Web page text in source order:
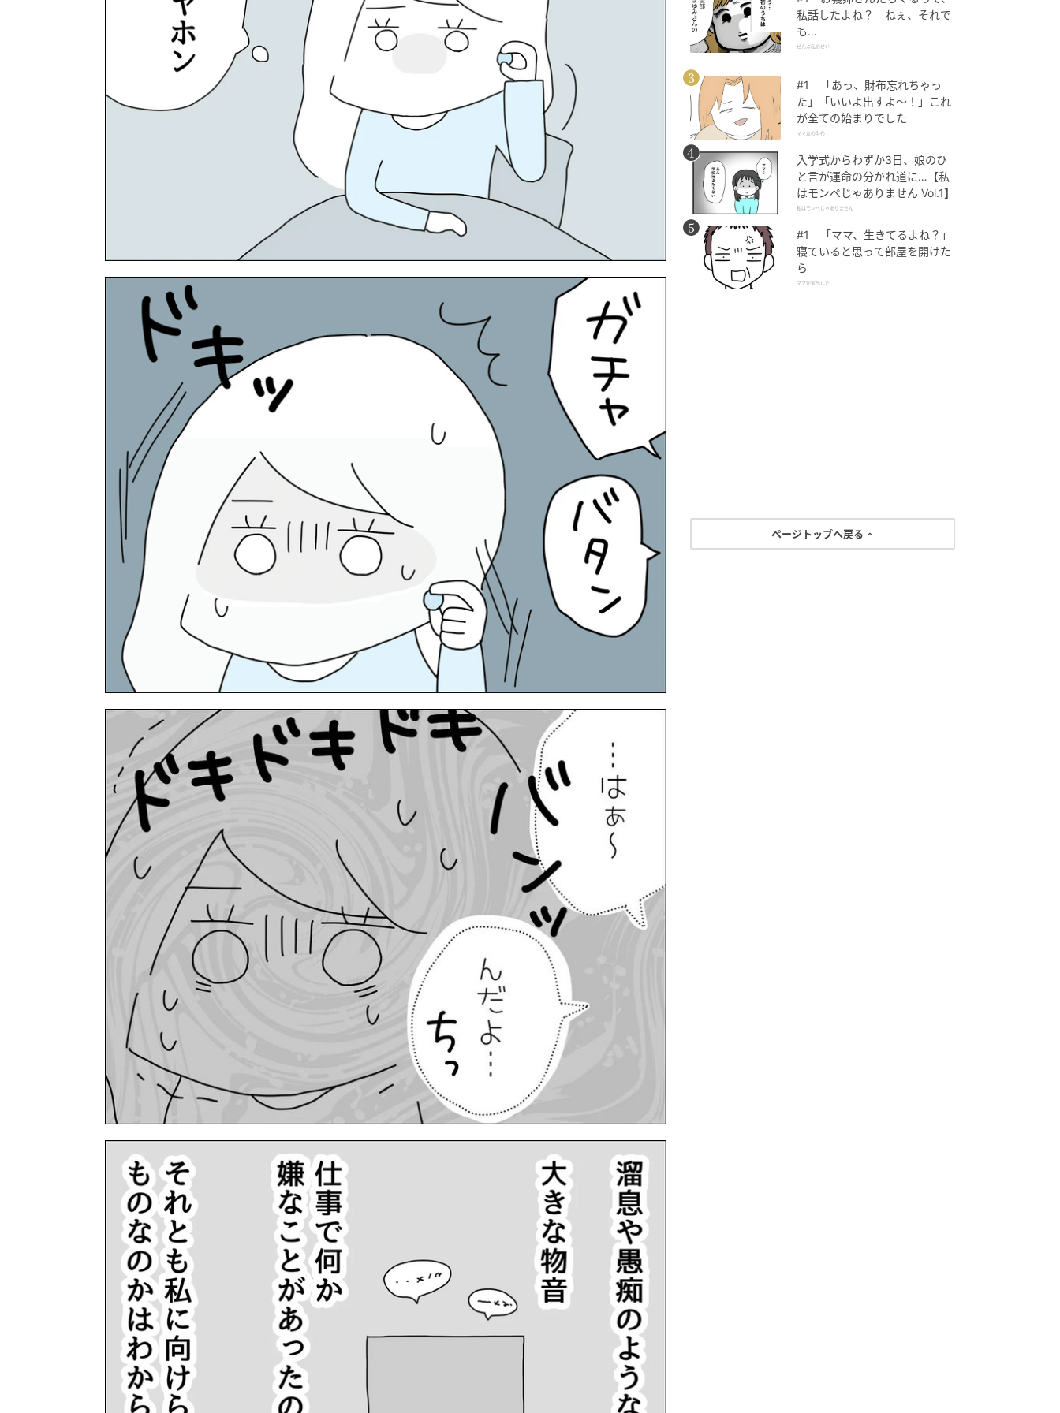
私話したよね？ ねぇ、それで
も…
ぜんぶ私のせい
#1 「あっ、財布忘れちゃっ
た」「いいよ出すよ〜！」これ
が全ての始まりでした
ママ友の財布
入学式からわずか3日、娘のひ
と言が運命の分かれ道に…【私
はモンペじゃありません Vol.1】
私はモンペじゃありません
#1 「ママ、生きてるよね？」
寝ていると思って部屋を開けた
ら
ママが家出した
ページトップへ戻る